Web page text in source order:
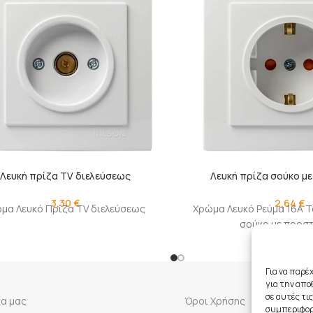
Για να
για την
σε αυτές
Λευκή πρίζα TV διελεύσεως
3,30 €
Λευκό Πρίζα TV διελεύσεως
Λευκή πρίζα σούκο
2,64 €
Χρώμα Λευκό Ρεύμα 16Α
σούκο με
μας Όροι Χρήσης